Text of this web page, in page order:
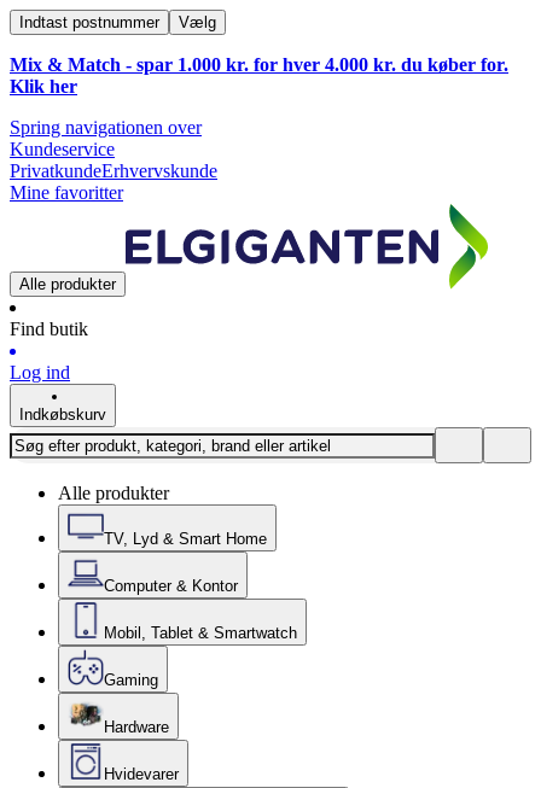
Indtast postnummer Vælg
Mix & Match - spar 1.000 kr. for hver 4.000 kr. du køber for.
Klik her
Spring navigationen over
Kundeservice
PrivatkundeErhvervskunde
Mine favoritter
Alle produkter
Find butik
Log ind
Indkøbskurv
Alle produkter
TV, Lyd & Smart Home
Computer & Kontor
Mobil, Tablet & Smartwatch
Gaming
Hardware
Hvidevarer